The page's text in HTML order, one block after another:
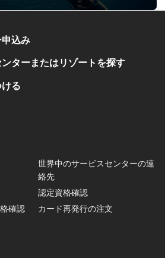
込み
ンターまたはリゾートを探す
る
世界中のサービスセンターの連
絡先
認定資格確認
確認
カード再発行の注文